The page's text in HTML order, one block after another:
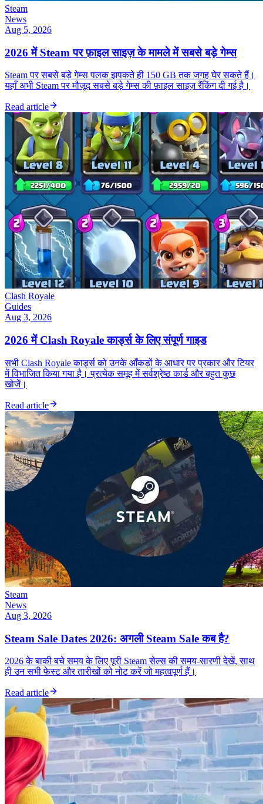
Steam
News
Aug 5, 2026
2026 में Steam पर फ़ाइल साइज़ के मामले में सबसे बड़े गेम्स
Steam पर सबसे बड़े गेम्स पलक झपकते ही 150 GB तक जगह घेर सकते हैं।
यहाँ अभी Steam पर मौजूद सबसे बड़े गेम्स की फ़ाइल साइज़ रैंकिंग दी गई है।
Read article
Clash Royale
Guides
Aug 3, 2026
2026 में Clash Royale कार्ड्स के लिए संपूर्ण गाइड
सभी Clash Royale कार्ड्स को उनके आँकड़ों के आधार पर प्रकार और टियर
में विभाजित किया गया है। प्रत्येक समूह में सर्वश्रेष्ठ कार्ड और बहुत कुछ
खोजें।
Read article
Steam
News
Aug 3, 2026
Steam Sale Dates 2026: अगली Steam Sale कब है?
2026 के बाकी बचे समय के लिए पूरी Steam सेल्स की समय-सारणी देखें, साथ
ही उन सभी फेस्ट और तारीखों को नोट करें जो महत्वपूर्ण हैं।
Read article